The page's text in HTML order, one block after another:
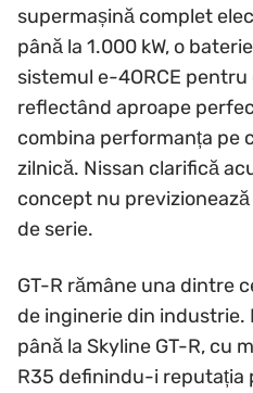
supermașină complet
până la 1.000 kW, o
sistemul e-4ORCE
reflectând aproape
combina performanța pe
zilnică. Nissan clarifică
concept nu
de serie.
GT-R rămâne una dintre
de inginerie din industrie.
până la Skyline GT-R, cu
R35 definindu-i reputația